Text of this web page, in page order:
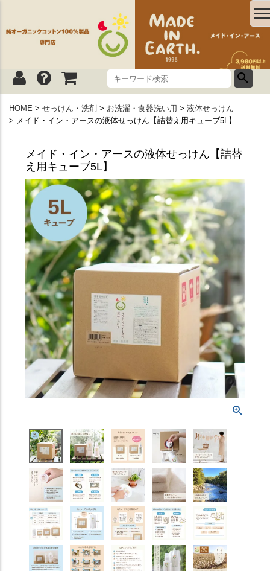
HOME せっけん・洗剤 お洗濯・食器洗い用
液体せっけん
メイド・イン・アースの液体せっけん【詰替え用キューブ5L】
メイド・イン・アースの液体せっけん【詰替
え用キューブ5L】